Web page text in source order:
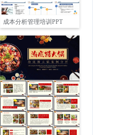
成本分析管理培训PPT